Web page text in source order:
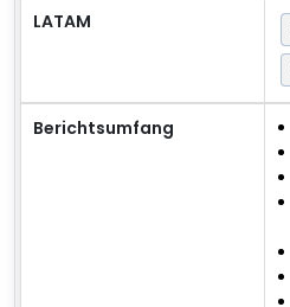
LATAM
Berichtsumfang